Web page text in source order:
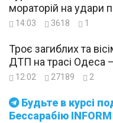
Будьте в курсі подій. Підписуйтесь на
Бессарабію
мораторій на удари
14:03 3618 1
Троє загиблих та
ДТП на трасі Одеса
12:02 27189 2